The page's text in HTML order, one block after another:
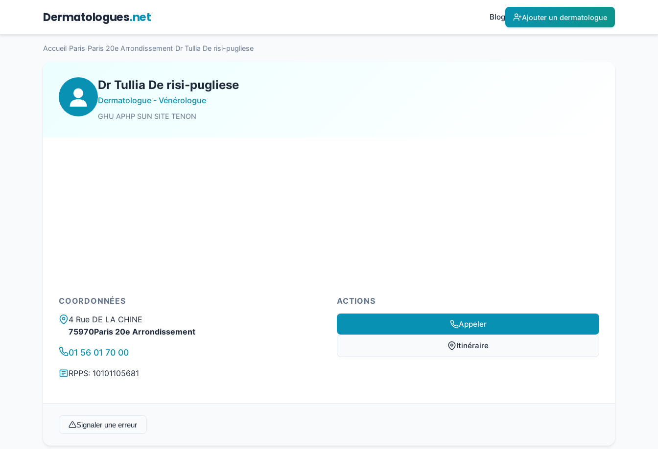
Dermatologues.net Blog Ajouter un dermatologue
Accueil Paris Paris 20e Arrondissement Dr Tullia De risi-pugliese
Dr Tullia De risi-pugliese
Dermatologue - Vénérologue
GHU APHP SUN SITE TENON
COORDONNÉES
4 Rue DE LA CHINE
75970Paris 20e Arrondissement
01 56 01 70 00
RPPS: 10101105681
ACTIONS
Appeler
Itinéraire
Signaler une erreur